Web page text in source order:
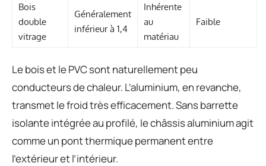
Bois
double
vitrage
Généralement
inférieur à 1,4
Inhérente
au
matériau
Faible
Le bois et le PVC sont naturellement peu
conducteurs de chaleur. L’aluminium, en revanche,
transmet le froid très efficacement. Sans barrette
isolante intégrée au profilé, le châssis aluminium agit
comme un pont thermique permanent entre
l’extérieur et l’intérieur.